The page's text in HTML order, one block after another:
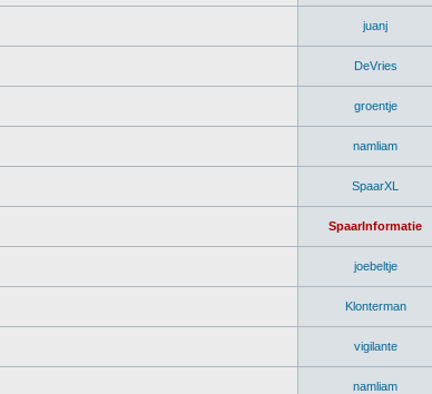
juanj
DeVries
groentje
namliam
SpaarXL
SpaarInformatie
joebeltje
Klonterman
vigilante
namliam